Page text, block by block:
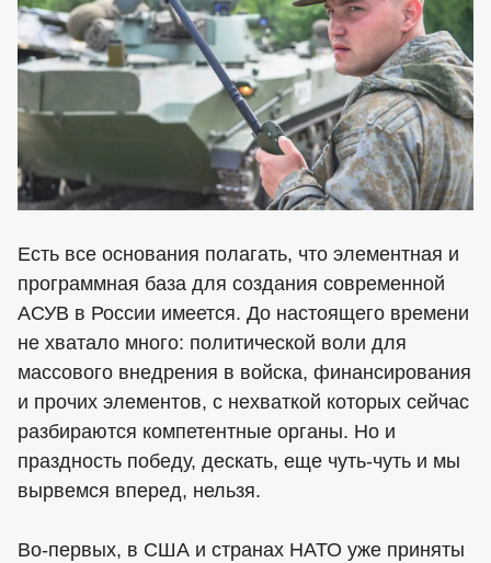
Есть все основания полагать, что элементная и
программная база для создания современной
АСУВ в России имеется. До настоящего времени
не хватало много: политической воли для
массового внедрения в войска, финансирования
и прочих элементов, с нехваткой которых сейчас
разбираются компетентные органы. Но и
праздность победу, дескать, еще чуть-чуть и мы
вырвемся вперед, нельзя.
Во-первых, в США и странах НАТО уже приняты